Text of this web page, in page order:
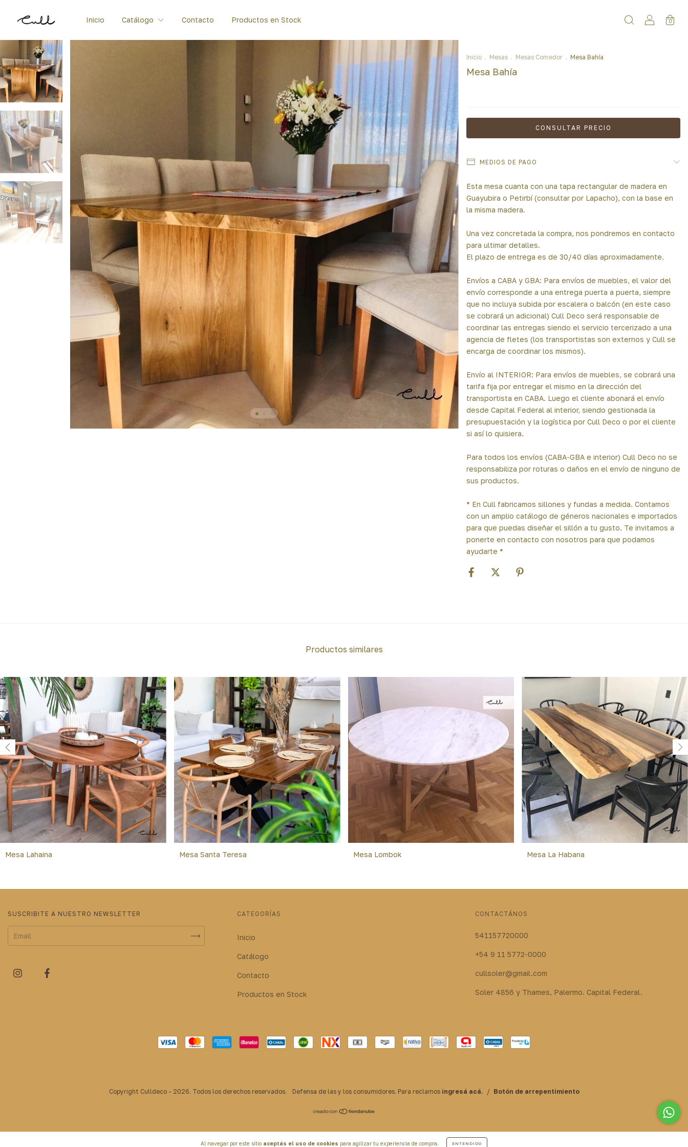
Inicio Catálogo Contacto Productos en Stock 0
Al navegar por este sitio aceptás el uso de cookies para agilizar tu experiencia de compra. ENTENDIDO
Inicio . Mesas . Mesas Comedor . Mesa Bahía
Mesa Bahía
MEDIOS DE PAGO
Esta mesa cuanta con una tapa rectangular de madera en
Guayubira o Petirbí (consultar por Lapacho), con la base en
la misma madera.
Una vez concretada la compra, nos pondremos en contacto
para ultimar detalles.
El plazo de entrega es de 30/40 días aproximadamente.
Envíos a CABA y GBA: Para envíos de muebles, el valor del
envío corresponde a una entrega puerta a puerta, siempre
que no incluya subida por escalera o balcón (en este caso
se cobrará un adicional) Cull Deco será responsable de
coordinar las entregas siendo el servicio tercerizado a una
agencia de fletes (los transportistas son externos y Cull se
encarga de coordinar los mismos).
Envío al INTERIOR: Para envíos de muebles, se cobrará una
tarifa fija por entregar el mismo en la dirección del
transportista en CABA. Luego el cliente abonará el envío
desde Capital Federal al interior, siendo gestionada la
presupuestación y la logística por Cull Deco o por el cliente
si así lo quisiera.
Para todos los envíos (CABA-GBA e interior) Cull Deco no se
responsabiliza por roturas o daños en el envío de ninguno de
sus productos.
* En Cull fabricamos sillones y fundas a medida. Contamos
con un amplio catálogo de géneros nacionales e importados
para que puedas diseñar el sillón a tu gusto. Te invitamos a
ponerte en contacto con nosotros para que podamos
ayudarte *
Productos similares
Mesa Lahaina Mesa Santa Teresa Mesa Lombok Mesa La Habana
SUSCRIBITE A NUESTRO NEWSLETTER CATEGORÍAS
Inicio
Catálogo
Contacto
Productos en Stock
CONTACTÁNOS
541157720000
+54 9 11 5772-0000
cullsoler@gmail.com
Soler 4856 y Thames, Palermo. Capital Federal.
Copyright Culldeco - 2026. Todos los derechos reservados. Defensa de las y los consumidores. Para reclamos ingresá acá. / Botón de arrepentimiento